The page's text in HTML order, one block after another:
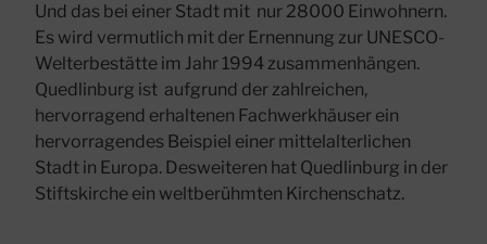
Und das bei einer Stadt mit nur 28000 Einwohnern.
Es wird vermutlich mit der Ernennung zur UNESCO-
Welterbestätte im Jahr 1994 zusammenhängen.
Quedlinburg ist aufgrund der zahlreichen,
hervorragend erhaltenen Fachwerkhäuser ein
hervorragendes Beispiel einer mittelalterlichen
Stadt in Europa. Desweiteren hat Quedlinburg in der
Stiftskirche ein weltberühmten Kirchenschatz.